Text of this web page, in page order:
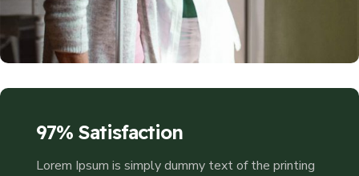
97% Satisfaction
Lorem Ipsum is simply dummy text of the printing